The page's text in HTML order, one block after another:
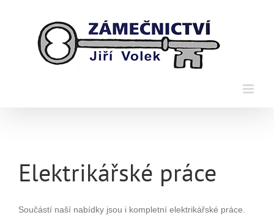
Elektrikářské práce
Součástí naší nabídky jsou i kompletní elektrikářské práce.